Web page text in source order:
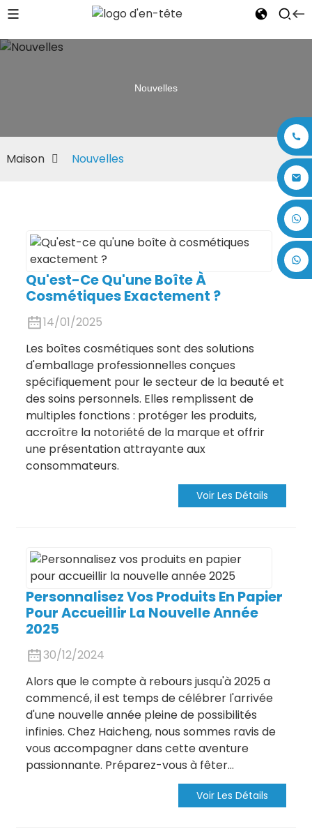
Nouvelles
Maison Nouvelles
Qu'est-Ce Qu'une Boîte À
Cosmétiques Exactement ?
14/01/2025
Les boîtes cosmétiques sont des solutions
d'emballage professionnelles conçues
spécifiquement pour le secteur de la beauté et
des soins personnels. Elles remplissent de
multiples fonctions : protéger les produits,
accroître la notoriété de la marque et offrir
une présentation attrayante aux
consommateurs.
Voir Les Détails
Personnalisez Vos Produits En Papier
Pour Accueillir La Nouvelle Année
2025
30/12/2024
Alors que le compte à rebours jusqu'à 2025 a
commencé, il est temps de célébrer l'arrivée
d'une nouvelle année pleine de possibilités
infinies. Chez Haicheng, nous sommes ravis de
vous accompagner dans cette aventure
passionnante. Préparez-vous à fêter…
Voir Les Détails